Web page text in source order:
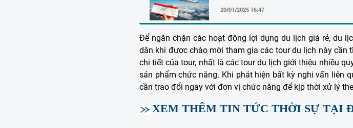
20/01/2025 16:47
Để ngăn chặn các hoạt động lợi dụng du lịch giá rẻ, du
dân khi được chào mời tham gia các tour du lịch này cần
chi tiết của tour, nhất là các tour du lịch giới thiệu nhiều
sản phẩm chức năng. Khi phát hiện bất kỳ nghi vấn liên
cần trao đổi ngay với đơn vị chức năng để kịp thời xử lý
XEM THÊM TIN TỨC THỜI SỰ TẠI